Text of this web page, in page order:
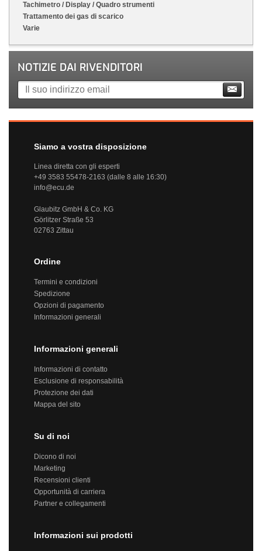
Tachimetro / Display / Quadro strumenti
Trattamento dei gas di scarico
Varie
NOTIZIE DAI RIVENDITORI
Siamo a vostra disposizione
Linea diretta con gli esperti
+49 3583 55478-2163 (dalle 8 alle 16:30)
info@ecu.de
Glaubitz GmbH & Co. KG
Görlitzer Straße 53
02763 Zittau
Ordine
Termini e condizioni
Spedizione
Opzioni di pagamento
Informazioni generali
Informazioni generali
Informazioni di contatto
Esclusione di responsabilità
Protezione dei dati
Mappa del sito
Su di noi
Dicono di noi
Marketing
Recensioni clienti
Opportunità di carriera
Partner e collegamenti
Informazioni sui prodotti